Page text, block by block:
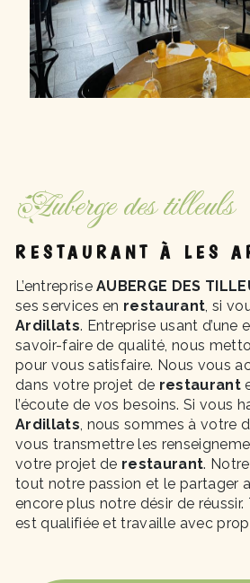
Auberge des tilleuls
RESTAURANT À LES
L’entrepriseAUBERGE DES
ses services en restaurant, si
Ardillats. Entreprise usant d’une
savoir-faire de qualité, nous
pour vous satisfaire. Nous vous
dans votre projet de restaurant
l’écoute de vos besoins. Si vous
Ardillats, nous sommes à votre
vous transmettre les
votre projet de restaurant.
tout notre passion et le partager
encore plus notre désir de
est qualifiée et travaille avec